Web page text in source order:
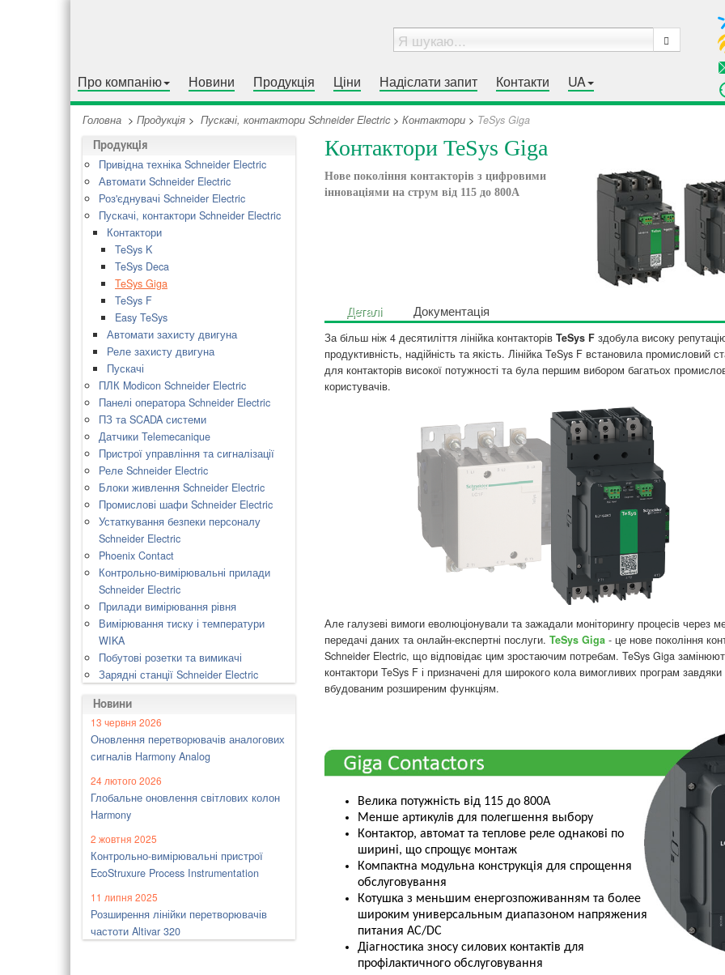
Про компанію Новини Продукція Ціни Надіслати запит Контакти UA
Головна > Продукція > Пускачі, контактори Schneider Electric > Контактори > TeSys Giga
Продукція
Привідна техніка Schneider Electric
Автомати Schneider Electric
Роз'єднувачі Schneider Electric
Пускачі, контактори Schneider Electric
Контактори
TeSys K
TeSys Deca
TeSys Giga
TeSys F
Easy TeSys
Автомати захисту двигуна
Реле захисту двигуна
Пускачі
ПЛК Modicon Schneider Electric
Панелі оператора Schneider Electric
ПЗ та SCADA системи
Датчики Telemecanique
Пристрої управління та сигналізації
Реле Schneider Electric
Блоки живлення Schneider Electric
Промислові шафи Schneider Electric
Устаткування безпеки персоналу
Schneider Electric
Phoenix Contact
Контрольно-вимірювальні прилади
Schneider Electric
Прилади вимірювання рівня
Вимірювання тиску і температури
WIKA
Побутові розетки та вимикачі
Зарядні станції Schneider Electric
Новини
13 червня 2026
Оновлення перетворювачів аналогових
сигналів Harmony Analog
24 лютого 2026
Глобальне оновлення світлових колон
Harmony
2 жовтня 2025
Контрольно-вимірювальні пристрої
EcoStruxure Process Instrumentation
11 липня 2025
Розширення лінійки перетворювачів
частоти Altivar 320
Контактори TeSys Giga
Нове покоління контакторів з цифровими
інноваціями на струм від 115 до 800А
Деталі Документація
За більш ніж 4 десятиліття лінійка контакторів TeSys Fздобула високу
продуктивність, надійність та якість. Лінійка TeSys F встановила промисловий
для контакторів високої потужності та була першим вибором багатьох
користувачів.
Але галузеві вимоги еволюціонували та зажадали моніторингу процесів через
передачі даних та онлайн-експертні послуги. TeSys Giga- це нове покоління
Schneider Electric, що відповідає цим зростаючим потребам. TeSys Giga
контактори TeSys F і призначені для широкого кола вимогливих програм завдяки
вбудованим розширеним функціям.
Велика потужність від 115 до 800А
Менше артикулів для полегшення выбору
Контактор, автомат та теплове реле однакові по
ширині, що спрощує монтаж
Компактна модульна конструкція для спрощення
обслуговування
Котушка з меньшим енергозпоживанням та более
широким универсальным диапазоном напряжения
питания AC/DC
Діагностика зносу силових контактів для
профілактичного обслуговування